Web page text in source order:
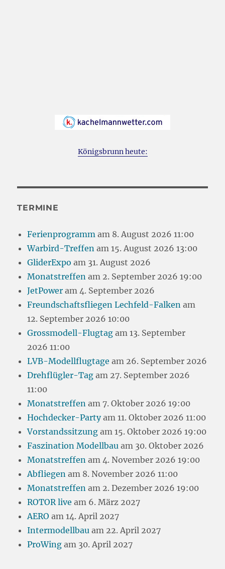
Königsbrunn heute:
TERMINE
Ferienprogramm am 8. August 2026 11:00
Warbird-Treffen am 15. August 2026 13:00
GliderExpo am 31. August 2026
Monatstreffen am 2. September 2026 19:00
JetPower am 4. September 2026
Freundschaftsfliegen Lechfeld-Falken am
12. September 2026 10:00
Grossmodell-Flugtag am 13. September
2026 11:00
LVB-Modellflugtage am 26. September 2026
Drehflügler-Tag am 27. September 2026
11:00
Monatstreffen am 7. Oktober 2026 19:00
Hochdecker-Partyam 11. Oktober 2026 11:00
Vorstandssitzung am 15. Oktober 2026 19:00
Faszination Modellbau am 30. Oktober 2026
Monatstreffen am 4. November 2026 19:00
Abfliegen am 8. November 2026 11:00
Monatstreffen am 2. Dezember 2026 19:00
ROTOR live am 6. März 2027
AERO am 14. April 2027
Intermodellbau am 22. April 2027
ProWing am 30. April 2027